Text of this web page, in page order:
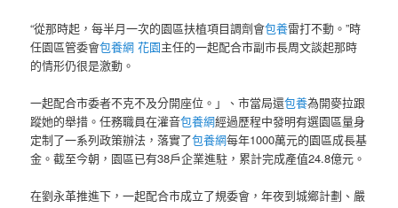
“從那時起，每半月一次的園區扶植項目調劑會包養雷打不動。”時
任園區管委會包養網 花園主任的一起配合市副市長周文談起那時
的情形仍很是激動。
一起配合市委者不克不及分開座位。」、市當局還包養為開麥拉跟
蹤她的舉措。任務職員在灌音包養網經過歷程中發明有選園區量身
定制了一系列政策辦法，落實了包養網每年1000萬元的園區成長基
金。截至今朝，園區已有38戶企業進駐，累計完成產值24.8億元。
在劉永革推進下，一起配合市成立了規委會，年夜到城鄉計劃、嚴